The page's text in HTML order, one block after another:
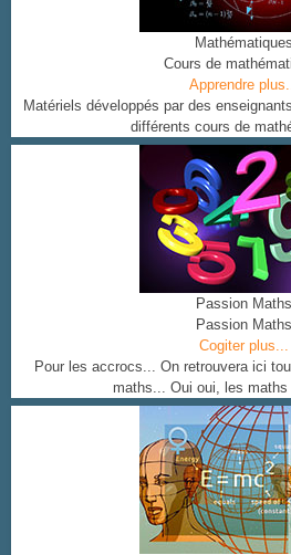
Mathématiques
Cours de
Apprendre
Matériels développés par des
différents cours de
Passion Maths
Passion Maths
Cogiter plus...
Pour les accrocs... On retrouvera ici
maths... Oui oui, les